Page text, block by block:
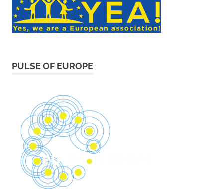
PULSE OF EUROPE